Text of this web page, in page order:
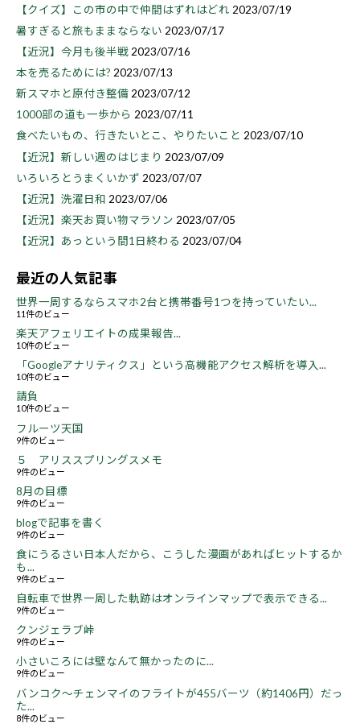
【クイズ】この市の中で仲間はずれはどれ 2023/07/19
暑すぎると旅もままならない 2023/07/17
【近況】今月も後半戦 2023/07/16
本を売るためには? 2023/07/13
新スマホと原付き整備 2023/07/12
1000部の道も一歩から 2023/07/11
食べたいもの、行きたいとこ、やりたいこと 2023/07/10
【近況】新しい週のはじまり 2023/07/09
いろいろとうまくいかず 2023/07/07
【近況】洗濯日和 2023/07/06
【近況】楽天お買い物マラソン 2023/07/05
【近況】あっという間1日終わる 2023/07/04
最近の人気記事
世界一周するならスマホ2台と携帯番号1つを持っていたい...
11件のビュー
楽天アフェリエイトの成果報告...
10件のビュー
「Googleアナリティクス」という高機能アクセス解析を導入...
10件のビュー
請負
10件のビュー
フルーツ天国
9件のビュー
５ アリススプリングスメモ
9件のビュー
8月の目標
9件のビュー
blogで記事を書く
9件のビュー
食にうるさい日本人だから、こうした漫画があればヒットするか
も...
9件のビュー
自転車で世界一周した軌跡はオンラインマップで表示できる...
9件のビュー
クンジェラブ峠
9件のビュー
小さいころには壁なんて無かったのに...
9件のビュー
バンコク～チェンマイのフライトが455バーツ（約1406円）だっ
た...
8件のビュー